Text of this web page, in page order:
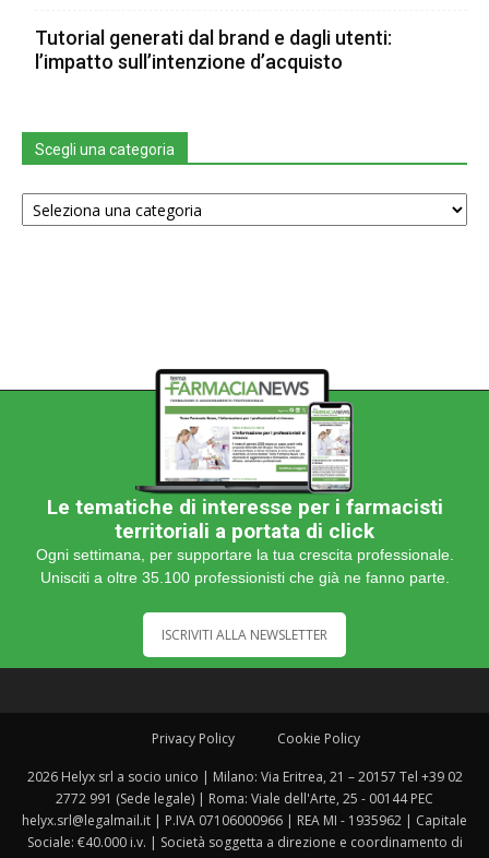
Tutorial generati dal brand e dagli utenti:
l’impatto sull’intenzione d’acquisto
Scegli una categoria
Scegli
una
Le tematiche di interesse per i farmacisti
territoriali a portata di click
Ogni settimana, per supportare la tua crescita professionale.
Unisciti a oltre 35.100 professionisti che già ne fanno parte.
ISCRIVITI ALLA NEWSLETTER
Privacy Policy Cookie Policy
2026 Helyx srl a socio unico | Milano: Via Eritrea, 21 – 20157 Tel +39 02
2772 991 (Sede legale) | Roma: Viale dell'Arte, 25 - 00144 PEC
helyx.srl@legalmail.it | P.IVA 07106000966 | REA MI - 1935962 | Capitale
Sociale: €40.000 i.v. | Società soggetta a direzione e coordinamento di